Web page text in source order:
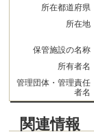
所在都道府県
所在地
保管施設の名称
所有者名
管理団体・管理責任
者名
関連情報